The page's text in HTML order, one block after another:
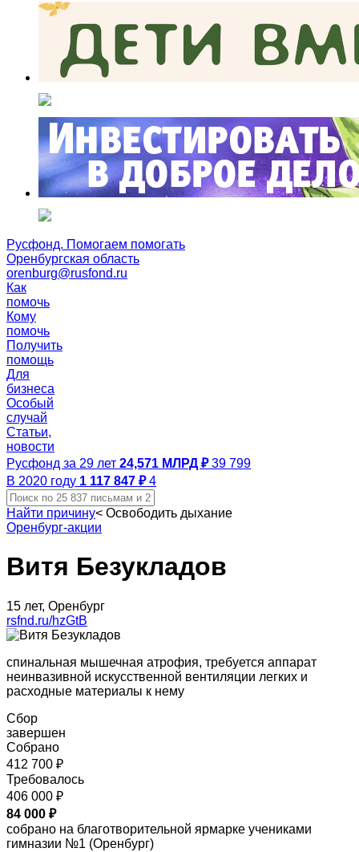
Русфонд. Помогаем помогать
Оренбургская область
orenburg@rusfond.ru
Как
помочь
Кому
помочь
Получить
помощь
Для
бизнеса
Особый
случай
Статьи,
новости
Русфонд за 29 лет 24,571 МЛРД ₽ 39 799
В 2020 году 1 117 847 ₽ 4
Найти причину< Освободить дыхание
Оренбург-акции
Витя Безукладов
15 лет, Оренбург
rsfnd.ru/hzGtB
спинальная мышечная атрофия, требуется аппарат
неинвазивной искусственной вентиляции легких и
расходные материалы к нему
Сбор
завершен
Собрано
412 700 ₽
Требовалось
406 000 ₽
84 000 ₽
собрано на благотворительной ярмарке учениками
гимназии №1 (Оренбург)